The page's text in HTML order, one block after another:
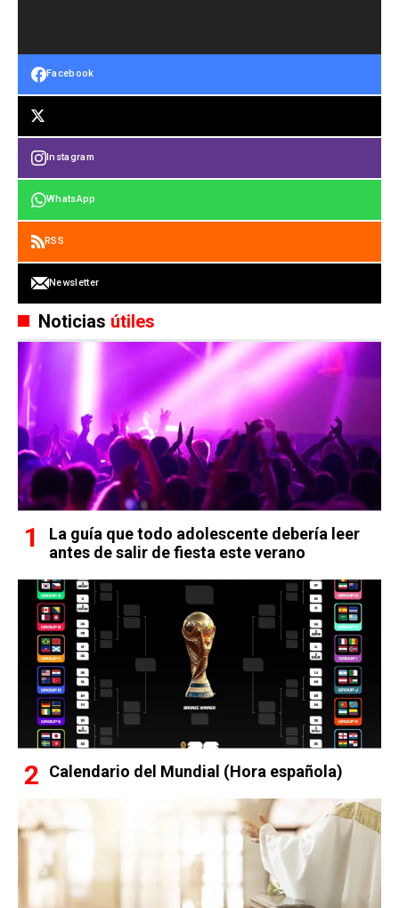
Facebook
Instagram
WhatsApp
RSS
Newsletter
Noticias útiles
La guía que todo adolescente debería leer
antes de salir de fiesta este verano
Calendario del Mundial (Hora española)